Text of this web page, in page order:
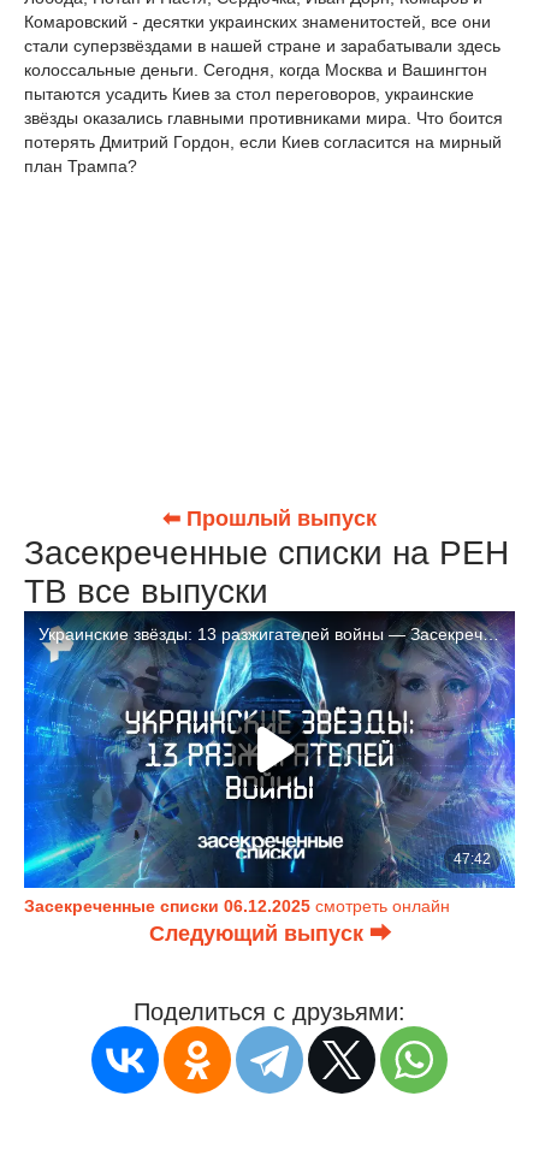
Комаровский - десятки украинских знаменитостей, все они
стали суперзвёздами в нашей стране и зарабатывали здесь
колоссальные деньги. Сегодня, когда Москва и Вашингтон
пытаются усадить Киев за стол переговоров, украинские
звёзды оказались главными противниками мира. Что боится
потерять Дмитрий Гордон, если Киев согласится на мирный
план Трампа?
⬅ Прошлый выпуск
Засекреченные списки на РЕН
ТВ все выпуски
Засекреченные списки 06.12.2025 смотреть онлайн
Следующий выпуск ⮕
Поделиться с друзьями: